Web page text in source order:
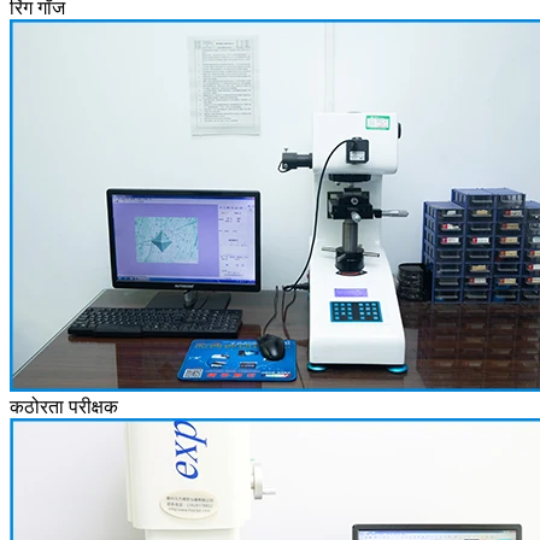
रिंग गॉज
कठोरता परीक्षक